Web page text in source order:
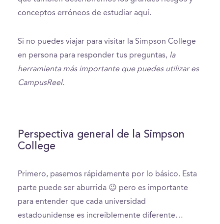
conceptos erróneos de estudiar aquí.
Si no puedes viajar para visitar la Simpson College
en persona para responder tus preguntas, la
herramienta más importante que puedes utilizar es
CampusReel.
Perspectiva general de la Simpson
College
Primero, pasemos rápidamente por lo básico. Esta
parte puede ser aburrida 😉 pero es importante
para entender que cada universidad
estadounidense es increíblemente diferente…